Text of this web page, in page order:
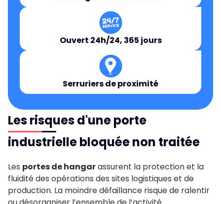
Ouvert 24h/24, 365 jours
Serruriers de proximité
Les risques d'une porte
industrielle bloquée non traitée
Les portes de hangarassurent la protection et la
fluidité des opérations des sites logistiques et de
production. La moindre défaillance risque de ralentir